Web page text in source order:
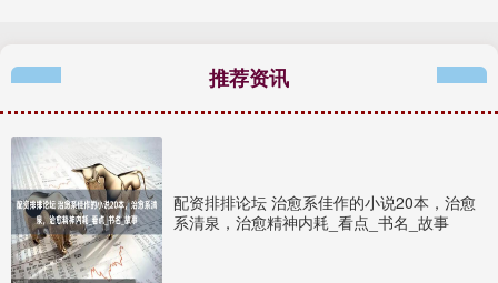
推荐资讯
配资排排论坛 治愈系佳作的小说20本，治愈
系清泉，治愈精神内耗_看点_书名_故事